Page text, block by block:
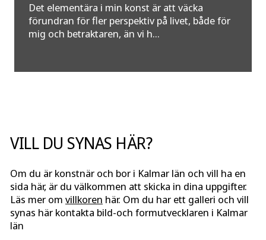
Det elementära i min konst är att väcka
förundran för fler perspektiv på livet, både för
mig och betraktaren, än vi h...
VILL DU SYNAS HÄR?
Om du är konstnär och bor i Kalmar län och vill ha en
sida här, är du välkommen att skicka in dina uppgifter.
Läs mer om villkoren här. Om du har ett galleri och vill
synas här kontakta bild-och formutvecklaren i Kalmar
län